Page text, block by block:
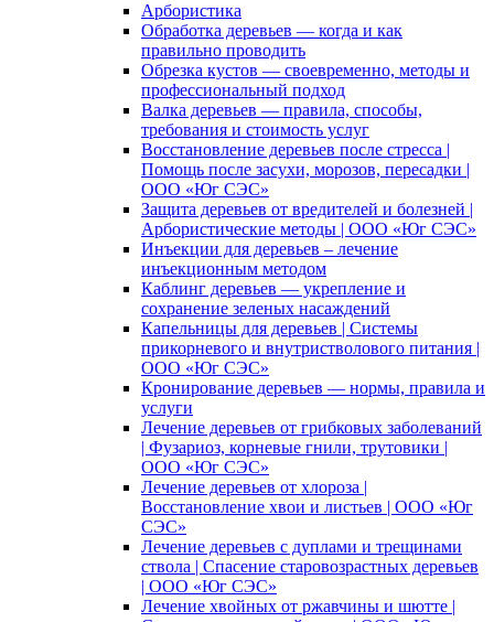
Арбористика
Обработка деревьев — когда и как
правильно проводить
Обрезка кустов — своевременно, методы и
профессиональный подход
Валка деревьев — правила, способы,
требования и стоимость услуг
Восстановление деревьев после стресса |
Помощь после засухи, морозов, пересадки |
ООО «Юг СЭС»
Защита деревьев от вредителей и болезней |
Арбористические методы | ООО «Юг СЭС»
Инъекции для деревьев – лечение
инъекционным методом
Каблинг деревьев — укрепление и
сохранение зеленых насаждений
Капельницы для деревьев | Системы
прикорневого и внутристволового питания |
ООО «Юг СЭС»
Кронирование деревьев — нормы, правила и
услуги
Лечение деревьев от грибковых заболеваний
| Фузариоз, корневые гнили, трутовики |
ООО «Юг СЭС»
Лечение деревьев от хлороза |
Восстановление хвои и листьев | ООО «Юг
СЭС»
Лечение деревьев с дуплами и трещинами
ствола | Спасение старовозрастных деревьев
| ООО «Юг СЭС»
Лечение хвойных от ржавчины и шютте |